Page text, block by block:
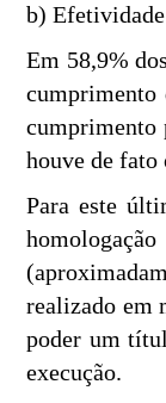
b)
Em 58,9%
cumprimento
cumprimento
houve de
Para este
realizado em
poder um
execução.